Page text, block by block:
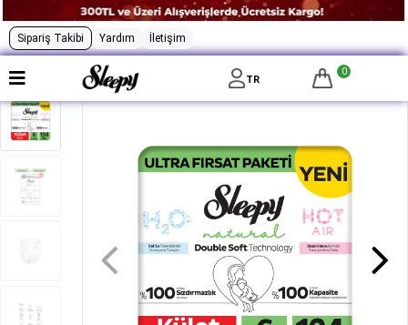
Sipariş Takibi Yardım İletişim
TR
0